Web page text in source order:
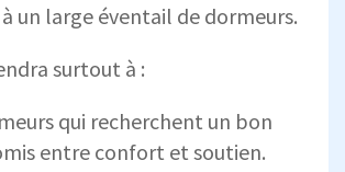
un large éventail de dormeurs.
surtout à :
qui recherchent un bon
entre confort et soutien.